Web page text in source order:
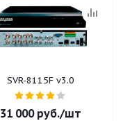
SVR-8115F v3.0
31 000руб./шт